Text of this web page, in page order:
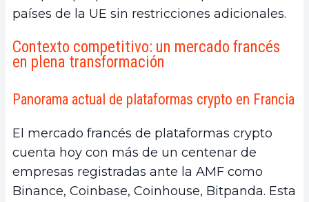
países de la UE sin restricciones adicionales.
Contexto competitivo: un mercado francés
en plena transformación
Panorama actual de plataformas crypto en Francia
El mercado francés de plataformas crypto
cuenta hoy con más de un centenar de
empresas registradas ante la AMF como
Binance, Coinbase, Coinhouse, Bitpanda. Esta